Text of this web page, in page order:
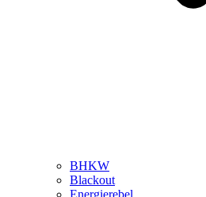
BHKW
Blackout